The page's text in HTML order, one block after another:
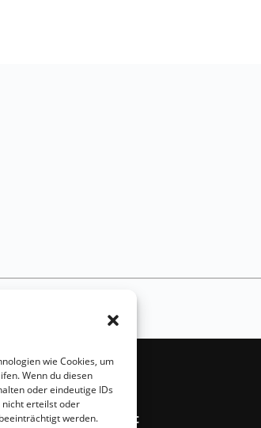
wie Cookies, um
Wenn du diesen
oder eindeutige IDs
nicht erteilst oder
werden.Kontakt